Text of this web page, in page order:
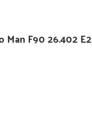
F90 26.402 E2